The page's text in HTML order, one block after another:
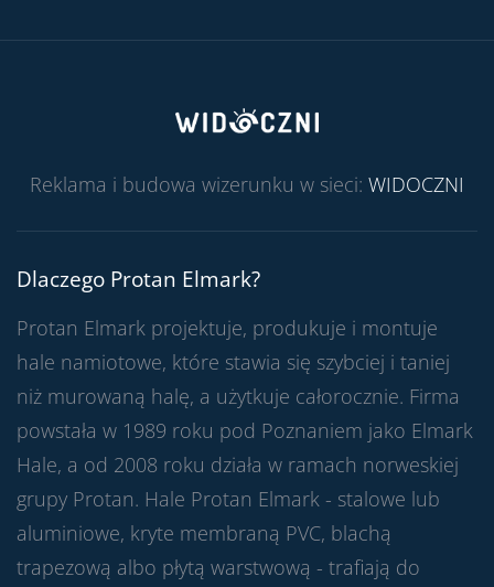
Reklama i budowa wizerunku w sieci: WIDOCZNI
Dlaczego Protan Elmark?
Protan Elmark projektuje, produkuje i montuje
hale namiotowe, które stawia się szybciej i taniej
niż murowaną halę, a użytkuje całorocznie. Firma
powstała w 1989 roku pod Poznaniem jako Elmark
Hale, a od 2008 roku działa w ramach norweskiej
grupy Protan. Hale Protan Elmark - stalowe lub
aluminiowe, kryte membraną PVC, blachą
trapezową albo płytą warstwową - trafiają do